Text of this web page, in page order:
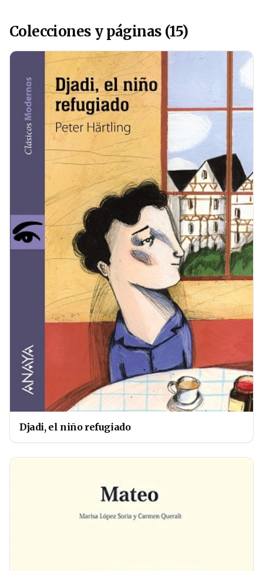
Colecciones y páginas (15)
Djadi, el niño refugiado